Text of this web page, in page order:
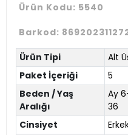
Ürün Kodu: 5540
Barkod:
Ürün Tipi
Alt
Paket İçeriği
5
Beden / Yaş
Aralığı
Ay
36
Cinsiyet